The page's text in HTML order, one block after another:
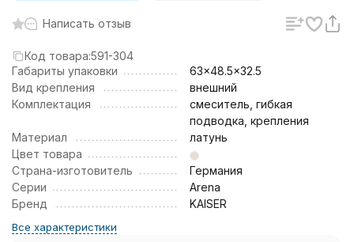
Написать отзыв
Код товара:591-304
Габариты упаковки
63x48.5x32.5
Вид крепления
внешний
Комплектация
смеситель, гибкая
подводка, крепления
Материал
латунь
Цвет товара
Страна-изготовитель
Германия
Серии
Arena
Бренд
KAISER
Все характеристики